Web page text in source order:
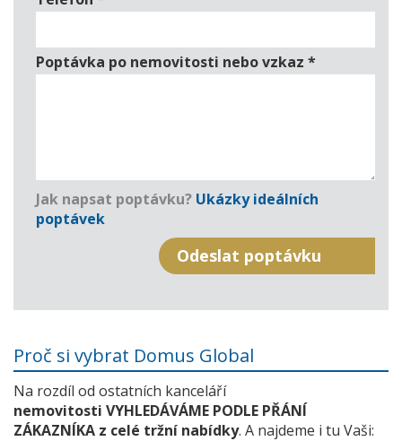
Poptávka po nemovitosti nebo vzkaz *
Jak napsat poptávku? Ukázky ideálních
poptávek
Proč si vybrat Domus Global
Na rozdíl od ostatních kanceláří
nemovitosti VYHLEDÁVÁME PODLE PŘÁNÍ
ZÁKAZNÍKA z celé tržní nabídky. A najdeme i tu Vaši: